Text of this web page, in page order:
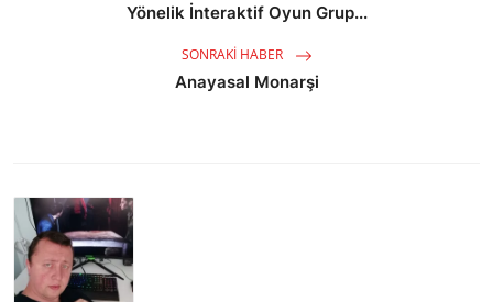
Yönelik İnteraktif Oyun Grup...
SONRAKI HABER
Anayasal Monarşi